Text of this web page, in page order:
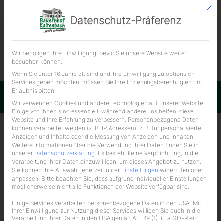
Stielkotelett
12,00 € / kg
Mit
Datenschutz-Präferenz
Wir benötigen Ihre Einwilligung, bevor Sie unsere Website weiter
besuchen können.
Wenn Sie unter 16 Jahre alt sind und Ihre Einwilligung zu optionalen
Services geben möchten, müssen Sie Ihre Erziehungsberechtigten um
Erlaubnis bitten.
Wir verwenden Cookies und andere Technologien auf unserer Website.
Einige von ihnen sind essenziell, während andere uns helfen, diese
Website und Ihre Erfahrung zu verbessern. Personenbezogene Daten
können verarbeitet werden (z. B. IP-Adressen), z. B. für personalisierte
Anzeigen und Inhalte oder die Messung von Anzeigen und Inhalten.
Weitere Informationen über die Verwendung Ihrer Daten finden Sie in
unserer Datenschutzerklärung. Es besteht keine Verpflichtung, in die
Verarbeitung Ihrer Daten einzuwilligen, um dieses Angebot zu nutzen.
Sie können Ihre Auswahl jederzeit unter Einstellungen widerrufen oder
anpassen. Bitte beachten Sie, dass aufgrund individueller Einstellungen
möglicherweise nicht alle Funktionen der Website verfügbar sind.
Einige Services verarbeiten personenbezogene Daten in den USA. Mit
Ihrer Einwilligung zur Nutzung dieser Services willigen Sie auch in die
Verarbeitung Ihrer Daten in den USA gemäß Art. 49 (1) lit. a GDPR ein.